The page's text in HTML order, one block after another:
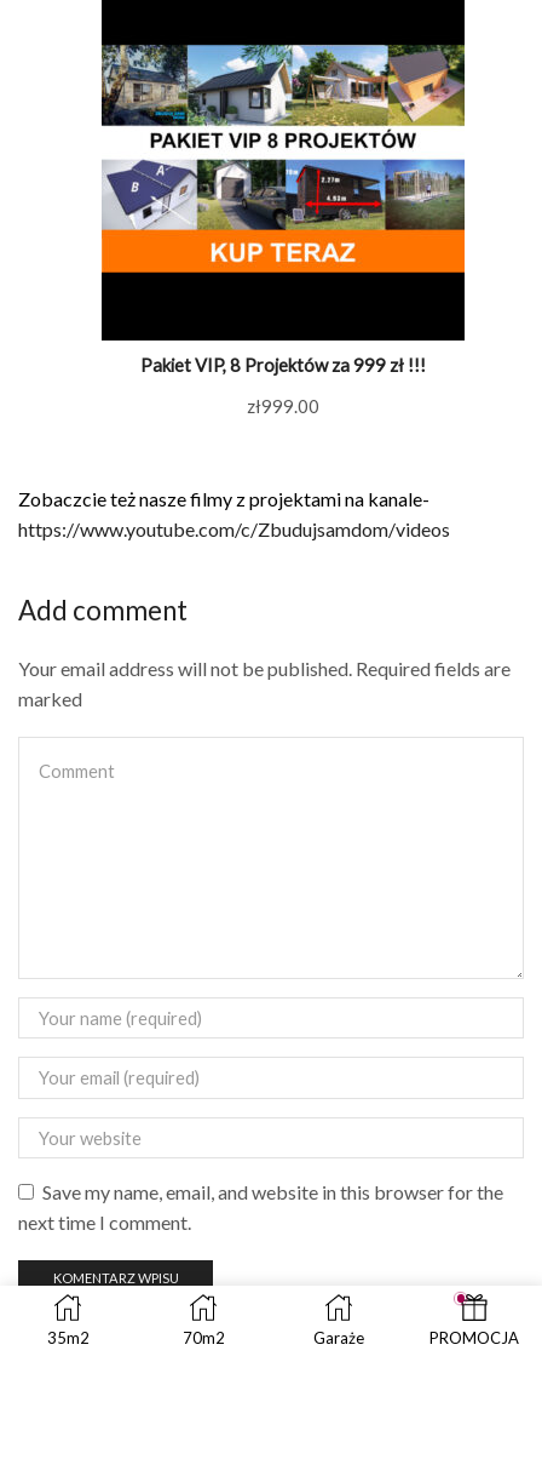
Pakiet VIP, 8 Projektów za 999 zł !!!
zł999.00
Zobaczcie też nasze filmy z projektami na kanale-
https://www.youtube.com/c/Zbudujsamdom/videos
Add comment
Your email address will not be published. Required fields are
marked
Save my name, email, and website in this browser for the
next time I comment.
35m2 70m2 Garaże PROMOCJA